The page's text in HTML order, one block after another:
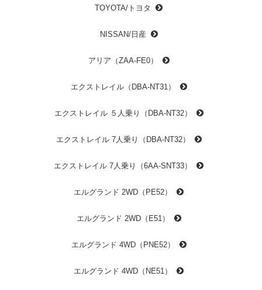
TOYOTA/トヨタ
NISSAN/日産
アリア（ZAA-FE0）
エクストレイル（DBA-NT31）
エクストレイル ５人乗り（DBA-NT32）
エクストレイル 7人乗り（DBA-NT32）
エクストレイル 7人乗り（6AA-SNT33）
エルグランド 2WD（PE52）
エルグランド 2WD（E51）
エルグランド 4WD（PNE52）
エルグランド 4WD（NE51）